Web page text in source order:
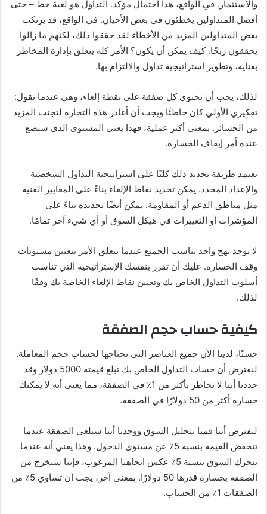
والاستثمار. في الواقع، هذا احتمال مؤكد. التداول هو لعبة حظ – حتى
أفضل المتداولين يخطئون في بعض الأحيان. في الواقع، قد يرتكب
بعض المتداولين المزيد من الأخطاء لقد حققوا ذلك، لكنهم ما زالوا
يحققون ربحًا. كيف يمكن أن يكون؟ الأمر كله يتعلق بإدارة المخاطر
بعناية، وتطوير استراتيجية تداول والالتزام بها.
لذلك، يجب أن تحتوي كل صفقة على نقطة إلغاء، وهي عندما تقول:
تفكيري الأولي كان خاطئًا ويجب أن أغادر هذه التجارة لتجنب المزيد
من الخسائر. بمعنى أكثر عملية، فهذا يعني المستوى الذي ستضع
عنده أمر إيقاف الخسارة.
تعتمد طريقة تحديد ذلك كليًا على استراتيجية التداول الشخصية
والإعداد المحدد. يمكن تحديد نقاط الإلغاء بناءً على المعايير الفنية
مثل مناطق الدعم أو المقاومة. يمكن أيضًا تحديده بناءً على
المؤشرات أو التغييرات في هيكل السوق أو أي شيء آخر تمامًا.
لا يوجد نهج واحد يناسب الجميع عندما يتعلق الأمر بتعيين مستويات
وقف الخسارة. عليك أن تقرر بنفسك الإستراتيجية التي تناسب
أسلوب التداول الخاص بك وتعيين نقاط الإلغاء الخاصة بك وفقًا
لذلك.
كيفية حساب حجم الصفقة
حسنًا، لدينا الآن جميع العناصر التي نحتاجها لحساب حجم المعاملة.
لنفترض أن حساب التداول الخاص بك تبلغ قيمته 5000 دولار وقد
حددنا أننا لا نخاطر بأكثر من 1٪ في الصفقة، مما يعني أنه لا يمكنك
خسارة أكثر من 50 دولارًا في الصفقة.
لنفترض أننا قمنا بتحليل السوق ووجدنا أننا سنلغي الصفقة عندما
تنخفض القيمة بنسبة 5٪ عن مستوى الدخول. وهذا يعني أنه عندما
يتحرك السوق بنسبة 5٪ عكس اتجاهنا المرغوب، فإننا سنخرج من
الصفقة بخسارة قدرها 50 دولارًا. بمعنى آخر، يجب أن تساوي 5٪ من
الصفقات 1٪ من الحساب.